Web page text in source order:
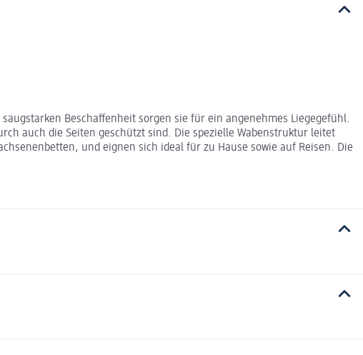
Beschaffenheit sorgen sie für ein angenehmes Liegegefühl.
auch die Seiten geschützt sind. Die spezielle Wabenstruktur leitet
und eignen sich ideal für zu Hause sowie auf Reisen. Die